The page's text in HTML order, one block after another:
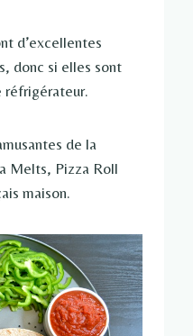
d’excellentes
donc si elles sont
réfrigérateur.
de la
Melts, Pizza Roll
maison.